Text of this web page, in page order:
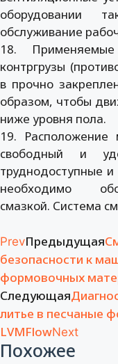
оборудовании
обслуживание
18.
контргрузы
в прочно
образом, чтобы
ниже уровня пола.
19. Расположение
свободный и
труднодоступные
необходимо
смазкой. Система
PrevПредыдущая
безопасности к
формовочных
Следующая
литье в песчаные
LVMFlowNext
Похожее